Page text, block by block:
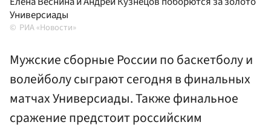
Универсиады
РИА «Новости»
Мужские сборные России по баскетболу и
волейболу сыграют сегодня в финальных
матчах Универсиады. Также финальное
сражение предстоит российским